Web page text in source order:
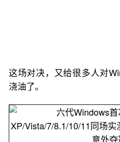
这场对决，又给很多人对
浇油了。